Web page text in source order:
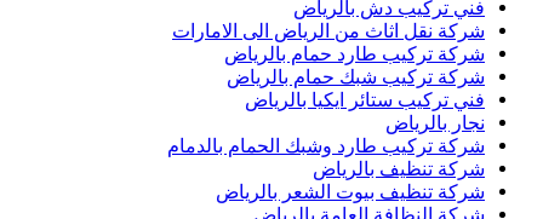
فني تركيب دش بالرياض
شركة نقل اثاث من الرياض الى الامارات
شركة تركيب طارد حمام بالرياض
شركة تركيب شبك حمام بالرياض
فني تركيب ستائر ايكيا بالرياض
نجار بالرياض
شركة تركيب طارد وشبك الحمام بالدمام
شركة تنظيف بالرياض
شركة تنظيف بيوت الشعر بالرياض